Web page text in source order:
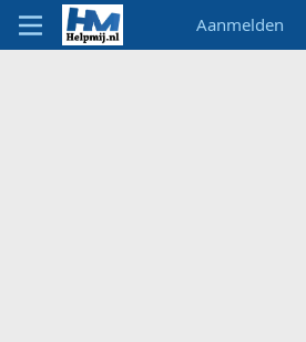
Aanmelden